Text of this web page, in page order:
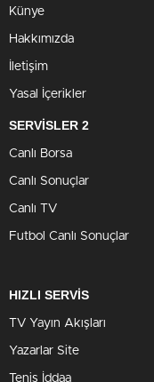
Künye
Hakkımızda
İletişim
Yasal İçerikler
SERVİSLER 2
Canlı Borsa
Canlı Sonuçlar
Canlı TV
Futbol Canlı Sonuçlar
HIZLI SERVİS
TV Yayın Akışları
Yazarlar Site
Tenis İddaa